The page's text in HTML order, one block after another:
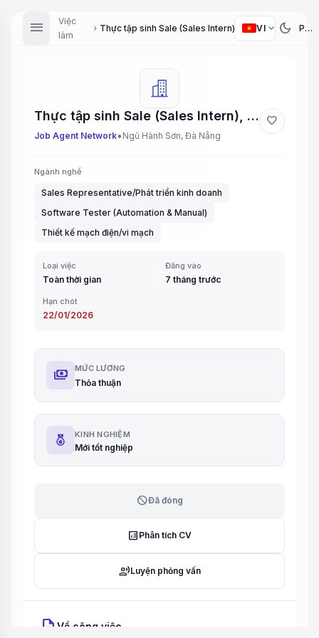
menu
Việc
làm
chevron_right Thực tập sinh Sale (Sales Intern), Thực tập sinh PCB (PCB Intern), Thực tập sinh Flight Tester (Flight Tester Intern)
VI expand_more dark_mode
Thực tập sinh Sale (Sales Intern), Thực tập sinh PCB (PCB Intern), Thực tập sinh Flight Tester (Flight Tester Intern)
Job Agent Network• Ngũ Hành Sơn, Đà Nẵng
favorite
Ngành nghề
Sales Representative/Phát triển kinh doanh
Software Tester (Automation & Manual)
Thiết kế mạch điện/vi mạch
Loại việc
Toàn thời gian
Đăng vào
7 tháng trước
Hạn chót
22/01/2026
payments MỨC LƯƠNG
Thỏa thuận
KINH NGHIỆM
Mới tốt nghiệp
blockĐã đóng
analytics Phân tích CV
record_voice_overLuyện phỏng vấn
description Về công việc